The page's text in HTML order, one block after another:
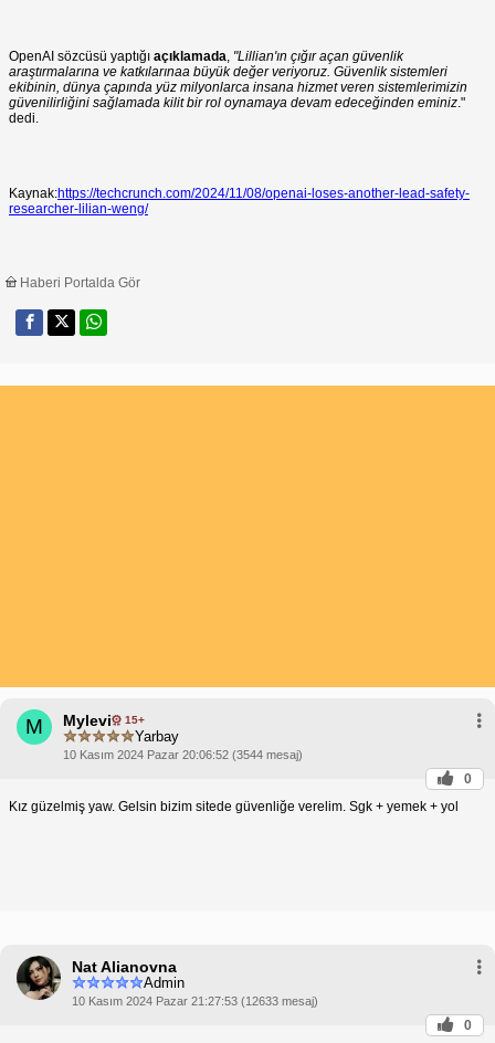
OpenAI sözcüsü yaptığı açıklamada, "Lillian'ın çığır açan güvenlik
araştırmalarına ve katkılarınaa büyük değer veriyoruz. Güvenlik sistemleri
ekibinin, dünya çapında yüz milyonlarca insana hizmet veren sistemlerimizin
güvenilirliğini sağlamada kilit bir rol oynamaya devam edeceğinden eminiz."
dedi.
Kaynak:https://techcrunch.com/2024/11/08/openai-loses-another-lead-safety-
researcher-lilian-weng/
Haberi Portalda Gör
M Mylevi 15+
Yarbay
10 Kasım 2024 Pazar 20:06:52 (3544 mesaj)
0
Kız güzelmiş yaw. Gelsin bizim sitede güvenliğe verelim. Sgk + yemek + yol
Nat Alianovna
Admin
10 Kasım 2024 Pazar 21:27:53 (12633 mesaj)
0